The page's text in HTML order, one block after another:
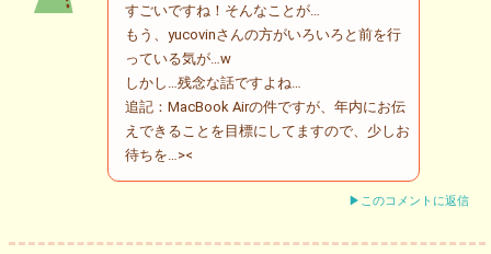
すごいですね！そんなことが…
もう、yucovinさんの方がいろいろと前を行
っている気が…w
しかし…残念な話ですよね…
追記：MacBook Airの件ですが、年内にお伝
えできることを目標にしてますので、少しお
待ちを…><
▶このコメントに返信